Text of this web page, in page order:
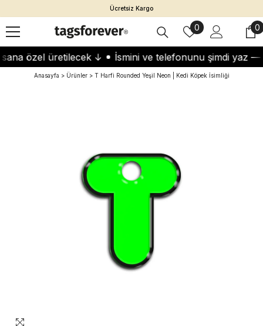
Ücretsiz Kargo
0 İstek
listeleri
0
0
özel üretilecek ↓ İsmini ve telefonunu şimdi yaz —
Anasayfa Ürünler T Harfi Rounded Yeşil Neon | Kedi Köpek İsimliği